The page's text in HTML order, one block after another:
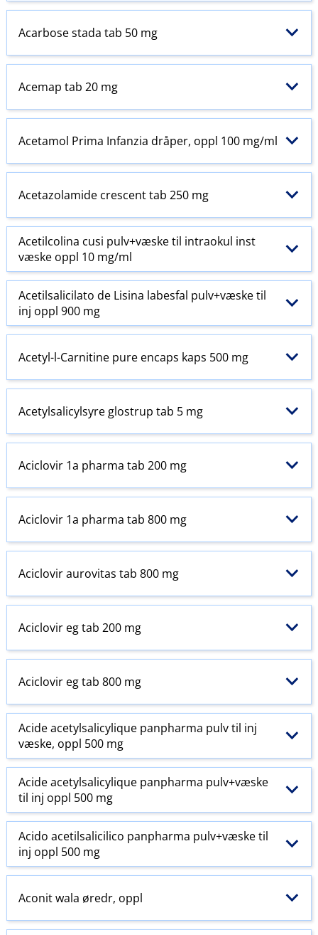
Acarbose stada tab 50 mg
Acemap tab 20 mg
Acetamol Prima Infanzia dråper, oppl 100 mg/ml
Acetazolamide crescent tab 250 mg
Acetilcolina cusi pulv+væske til intraokul inst
væske oppl 10 mg/ml
Acetilsalicilato de Lisina labesfal pulv+væske til
inj oppl 900 mg
Acetyl-l-Carnitine pure encaps kaps 500 mg
Acetylsalicylsyre glostrup tab 5 mg
Aciclovir 1a pharma tab 200 mg
Aciclovir 1a pharma tab 800 mg
Aciclovir aurovitas tab 800 mg
Aciclovir eg tab 200 mg
Aciclovir eg tab 800 mg
Acide acetylsalicylique panpharma pulv til inj
væske, oppl 500 mg
Acide acetylsalicylique panpharma pulv+væske
til inj oppl 500 mg
Acido acetilsalicilico panpharma pulv+væske til
inj oppl 500 mg
Aconit wala øredr, oppl